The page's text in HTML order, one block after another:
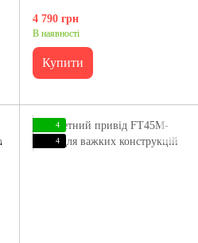
4 790 грн
В наявності
Купити
4
4